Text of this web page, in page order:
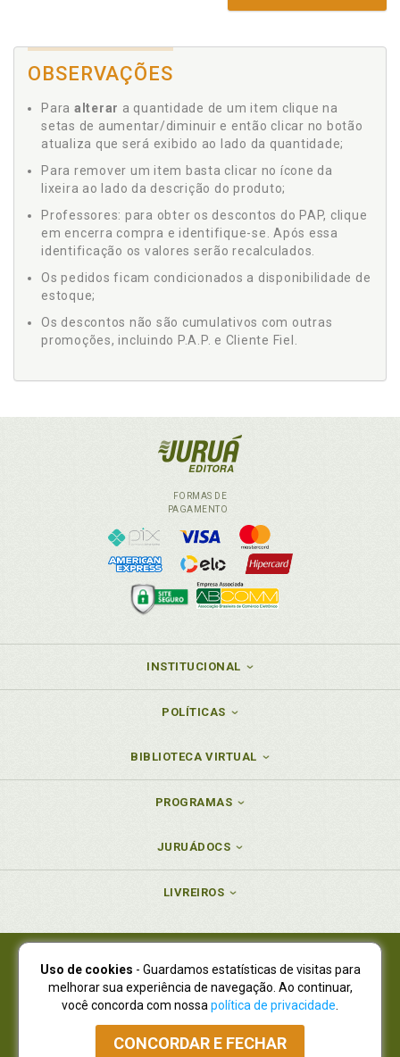
OBSERVAÇÕES
Para alterar a quantidade de um item clique na
setas de aumentar/diminuir e então clicar no botão
atualiza que será exibido ao lado da quantidade;
Para remover um item basta clicar no ícone da
lixeira ao lado da descrição do produto;
Professores: para obter os descontos do PAP, clique
em encerra compra e identifique-se. Após essa
identificação os valores serão recalculados.
Os pedidos ficam condicionados a disponibilidade de
estoque;
Os descontos não são cumulativos com outras
promoções, incluindo P.A.P. e Cliente Fiel.
FORMAS DE
PAGAMENTO
INSTITUCIONAL
POLÍTICAS
BIBLIOTECA VIRTUAL
PROGRAMAS
JURUÁDOCS
LIVREIROS
Juruá Editora Ltda., CNPJ 77.535.508/0001-19
Juruá Informática Ltda., CNPJ 01.701.561/0001-80
NOVO ENDEREÇO:R. Flávio Dallegrave, 7665, São Lourenço |
Curitiba - Paraná - CEP 82210-310
Atendimento: (41) 4009-3900|Vendas Atacado: (41) 4009-3939
Uso de cookies - Guardamos estatísticas de visitas para
melhorar sua experiência de navegação. Ao continuar,
você concorda com nossa política de privacidade
CONCORDAR E FECHAR